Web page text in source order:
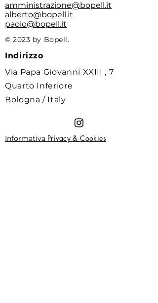
amministrazione@bopell.it
alberto@bopell.it
paolo@bopell.it
© 2023 by Bopell.
Indirizzo
Via Papa Giovanni XXIII , 7
Quarto Inferiore
Bologna / Italy
Informativa Privacy & Cookies